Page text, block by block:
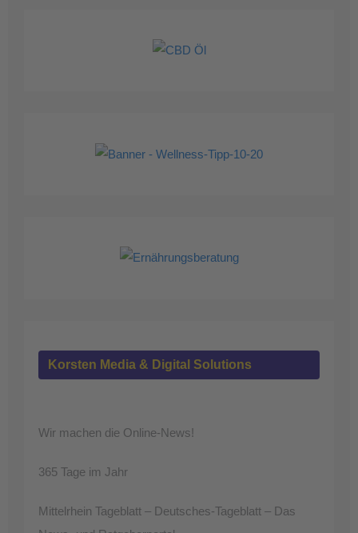
Korsten Media & Digital Solutions
Wir machen die Online-News!
365 Tage im Jahr
Mittelrhein Tageblatt – Deutsches-Tageblatt – Das